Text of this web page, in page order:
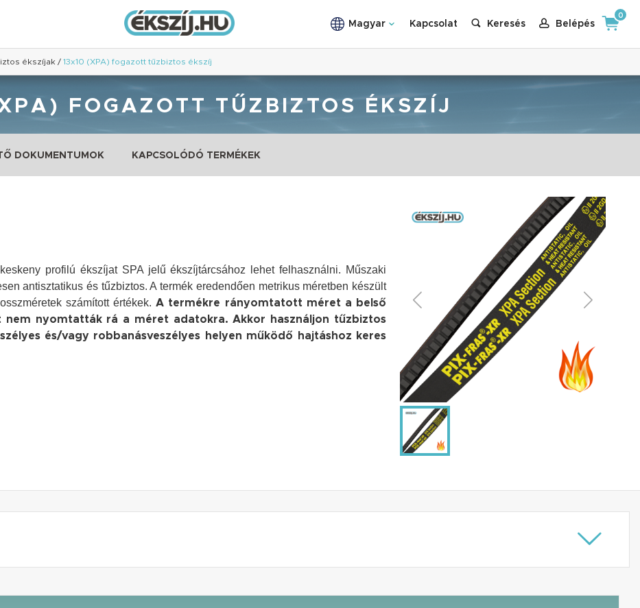
Magyar Kapcsolat Keresés Belépés
0
ékszíjak / 13x10 (XPA) fogazott tűzbiztos ékszíj
FOGAZOTT TŰZBIZTOS ÉKSZÍJ
DOKUMENTUMOK KAPCSOLÓDÓ TERMÉKEK
profilú ékszíjat SPA jelű ékszíjtárcsához lehet felhasználni. Műszaki
antisztatikus és tűzbiztos.A termék eredendően metrikus méretben készült
számított értékek.A termékre rányomtatott méret a belső
nyomtatták rá a méret adatokra. Akkor használjon tűzbiztos
és/vagy robbanásveszélyes helyen működő hajtáshoz keres